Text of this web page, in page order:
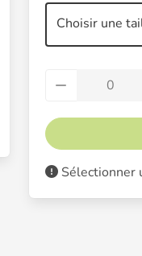
Choisir une
Sélectionner